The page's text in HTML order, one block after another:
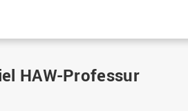
HAW-Professur